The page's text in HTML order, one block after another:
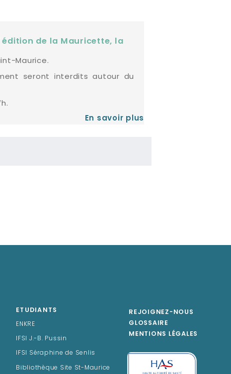
édition de la Mauricette, la
Maurice.
seront interdits autour du
En savoir plus
ETUDIANTS
ENKRE
IFSI J.-B. Pussin
IFSI Séraphine de Senlis
Bibliothèque Site St-Maurice
REJOIGNEZ-NOUS
GLOSSAIRE
MENTIONS LÉGALES